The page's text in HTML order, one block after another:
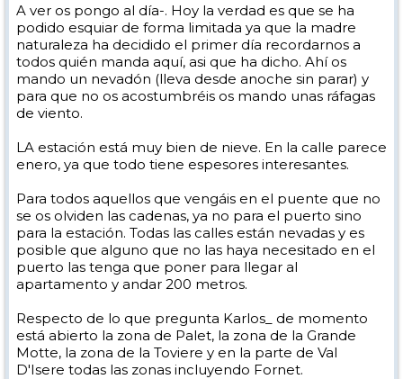
A ver os pongo al día-. Hoy la verdad es que se ha
podido esquiar de forma limitada ya que la madre
naturaleza ha decidido el primer día recordarnos a
todos quién manda aquí, asi que ha dicho. Ahí os
mando un nevadón (lleva desde anoche sin parar) y
para que no os acostumbréis os mando unas ráfagas
de viento.
LA estación está muy bien de nieve. En la calle parece
enero, ya que todo tiene espesores interesantes.
Para todos aquellos que vengáis en el puente que no
se os olviden las cadenas, ya no para el puerto sino
para la estación. Todas las calles están nevadas y es
posible que alguno que no las haya necesitado en el
puerto las tenga que poner para llegar al
apartamento y andar 200 metros.
Respecto de lo que pregunta Karlos_ de momento
está abierto la zona de Palet, la zona de la Grande
Motte, la zona de la Toviere y en la parte de Val
D'Isere todas las zonas incluyendo Fornet.